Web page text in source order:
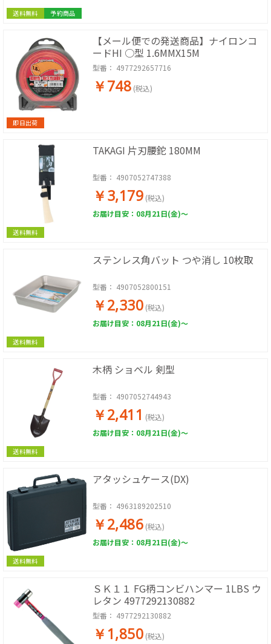
送料無料 予約商品
即日出荷
【メール便での発送商品】ナイロンコ
ードHI ○型 1.6MMX15M
型番： 4977292657716
￥748 (税込)
送料無料
TAKAGI 片刃腰鉈 180MM
型番： 4907052747388
￥3,179 (税込)
お届け目安：08月21日(金)～
送料無料
ステンレス角バット つや消し 10枚取
型番： 4907052800151
￥2,330 (税込)
お届け目安：08月21日(金)～
送料無料
木柄 ショベル 剣型
型番： 4907052744943
￥2,411 (税込)
お届け目安：08月21日(金)～
送料無料
アタッシュケース(DX)
型番： 4963189202510
￥2,486 (税込)
お届け目安：08月21日(金)～
ＳＫ１１ FG柄コンビハンマー 1LBS ウ
レタン 4977292130882
型番： 4977292130882
￥1,850 (税込)